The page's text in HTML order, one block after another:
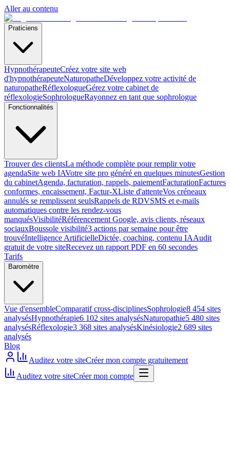
Aller au contenu
Praticiens
HypnothérapeuteCréez votre site web
d'hypnothérapeuteNaturopatheDéveloppez votre activité de
naturopatheRéflexologueGérez votre cabinet de
réflexologieSophrologueRayonnez en tant que sophrologue
Fonctionnalités
Trouver des clientsLa méthode complète pour remplir votre
agendaSite web IAVotre site pro généré en quelques minutesGestion
du cabinetAgenda, facturation, rappels, paiementFacturationFactures
conformes, encaissement, Factur-XListe d'attenteVos créneaux
annulés se remplissent seulsRappels de RDVSMS et e-mails
automatiques contre les rendez-vous
manquésVisibilitéRéférencement Google, avis clients, réseaux
sociauxBoussole visibilité3 actions par semaine pour être
trouvéIntelligence ArtificielleDictée, coaching, contenu IAAudit
gratuit de votre siteRecevez un rapport PDF en 60 secondes
Tarifs
Baromètre
Vue d'ensembleComparatif cross-disciplinesSophrologie8 454 sites
analysésHypnothérapie6 102 sites analysésNaturopathie5 480 sites
analysésRéflexologie3 368 sites analysésKinésiologie2 689 sites
analysés
Blog
Auditez votre siteCréer mon compte gratuitement
Auditez votre siteCréer mon compte